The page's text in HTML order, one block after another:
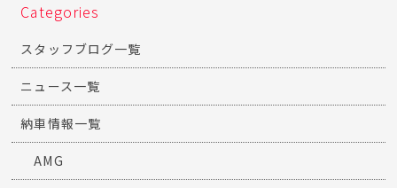
Categories
スタッフブログ一覧
ニュース一覧
納車情報一覧
AMG